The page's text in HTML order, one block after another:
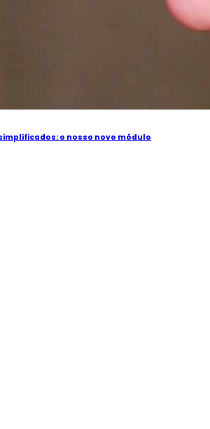
o nosso novo módulo